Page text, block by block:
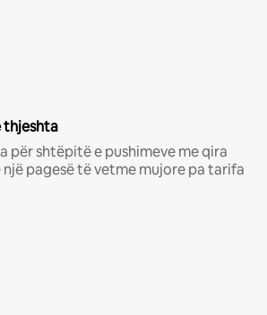
thjeshta
për shtëpitë e pushimeve me qira
pagesë të vetme mujore pa tarifa